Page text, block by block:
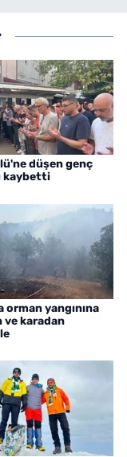
düşen genç
kaybetti
orman yangınına
ve karadan